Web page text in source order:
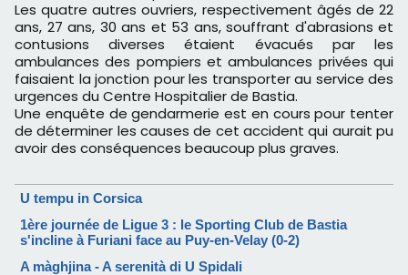
Les quatre autres ouvriers, respectivement âgés de 22
ans, 27 ans, 30 ans et 53 ans, souffrant d'abrasions et
contusions diverses étaient évacués par les
ambulances des pompiers et ambulances privées qui
faisaient la jonction pour les transporter au service des
urgences du Centre Hospitalier de Bastia.
Une enquête de gendarmerie est en cours pour tenter
de déterminer les causes de cet accident qui aurait pu
avoir des conséquences beaucoup plus graves.
U tempu in Corsica
1ère journée de Ligue 3 : le Sporting Club de Bastia
s'incline à Furiani face au Puy-en-Velay (0-2)
A màghjina - A serenità di U Spidali